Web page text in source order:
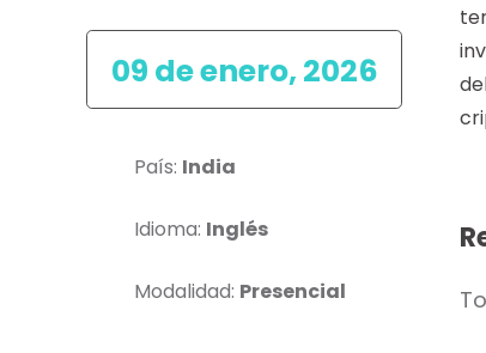
09 de enero, 2026
País: India
Idioma: Inglés
Modalidad: Presencial